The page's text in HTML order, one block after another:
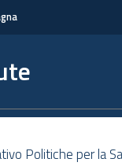
Politiche per la